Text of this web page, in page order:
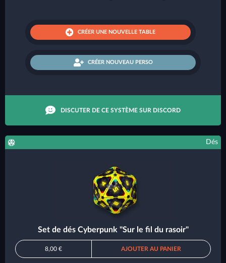
CRÉER UNE NOUVELLE TABLE
CRÉER NOUVEAU PERSO
DISCUTER DE CE SYSTÈME SUR DISCORD
Dés
Set de dés Cyberpunk "Sur le fil du rasoir"
8,00 € AJOUTER AU PANIER